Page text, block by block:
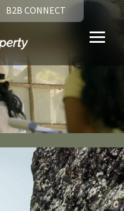
B2B CONNECT